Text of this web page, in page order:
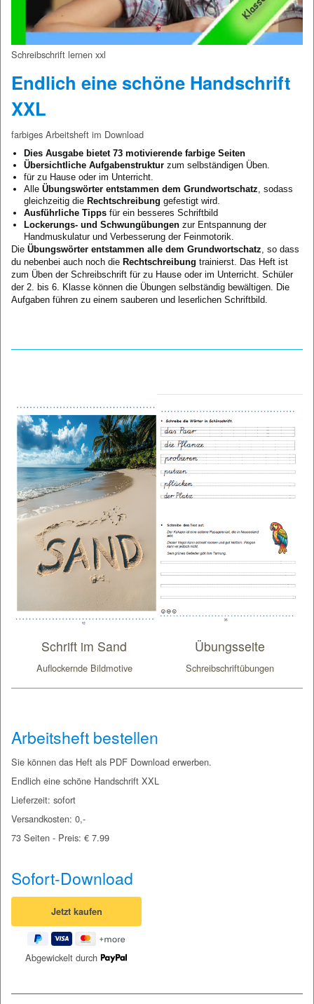
Schreibschrift lernen xxl
Endlich eine schöne Handschrift
XXL
farbiges Arbeitsheft im Download
Dies Ausgabe bietet 73 motivierende farbige Seiten
Übersichtliche Aufgabenstruktur zum selbständigen Üben.
für zu Hause oder im Unterricht.
Alle Übungswörter entstammen dem Grundwortschatz , sodass
gleichzeitig die Rechtschreibung gefestigt wird.
Ausführliche Tipps für ein besseres Schriftbild
Lockerungs- und Schwungübungen zur Entspannung der
Handmuskulatur und Verbesserung der Feinmotorik.
Die Übungswörter entstammen alle dem Grundwortschatz , so dass
du nebenbei auch noch die Rechtschreibung trainierst. Das Heft ist
zum Üben der Schreibschrift für zu Hause oder im Unterricht. Schüler
der 2. bis 6. Klasse können die Übungen selbständig bewältigen. Die
Aufgaben führen zu einem sauberen und leserlichen Schriftbild.
Schrift im Sand
Auflockernde Bildmotive
Übungsseite
Schreibschriftübungen
Arbeitsheft bestellen
Sie können das Heft als PDF Download erwerben.
Endlich eine schöne Handschrift XXL
Lieferzeit: sofort
Versandkosten: 0,-
73 Seiten - Preis: € 7.99
Sofort-Download
Abgewickelt durch